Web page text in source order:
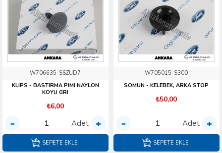
W706635-SSZUD7
KLIPS - BASTIRMA PIMI NAYLON
KOYU GRI
₺6,00
Adet
SEPETE EKLE
W705015-S300
SOMUN - KELEBEK, ARKA STOP
₺50,00
Adet
SEPETE EKLE